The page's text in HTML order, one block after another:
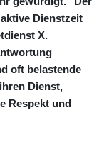
Dienstzeit
X.
oft belastende
Dienst,
Respekt und